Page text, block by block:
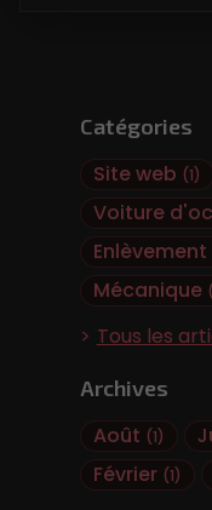
Catégories
Site web (1)
Voiture
Mécanique
Tous les
Archives
Août (1)
Février (1)